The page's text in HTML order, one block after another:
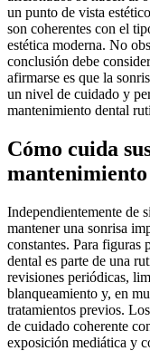
un punto de vista
son coherentes con el
estética moderna. No
conclusión debe
afirmarse es que la
un nivel de cuidado y
mantenimiento dental
Cómo cuida
Independientemente de
mantener una sonrisa
constantes. Para
dental es parte de una
revisiones periódicas,
blanqueamiento y, en
tratamientos previos.
de cuidado coherente
exposición mediática y